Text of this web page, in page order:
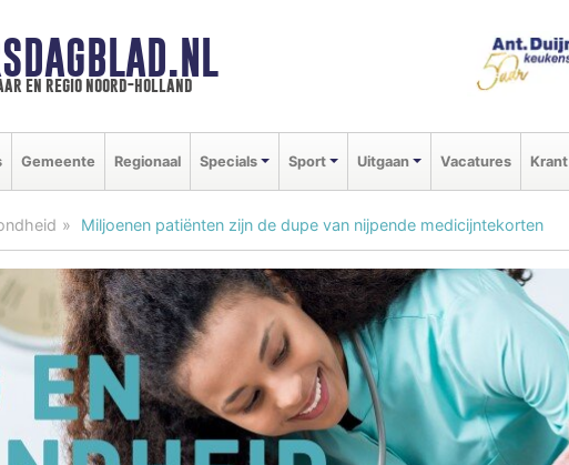
en regio noord-holland
Gemeente Regionaal Specials Sport Uitgaan Vacatures Krant
Miljoenen patiënten zijn de dupe van nijpende medicijntekorten